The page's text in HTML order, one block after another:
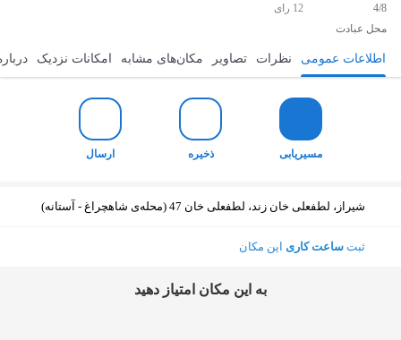
4/8
12 رای
محل عبادت
مسیریابی ذخیره ارسال اطلاعات عمومی نظرات تصاویر مکان‌های مشابه امکانات نزدیک
مسیریابی ذخیره ارسال
شیراز، لطفعلی خان زند، لطفعلی خان 47 (محله‌ی شاهچراغ - آستانه)
ثبت ساعت کاری این مکان
ﺑﻪ اﯾﻦ ﻣﮑﺎن اﻣﺘﯿﺎز دﻫﯿﺪ